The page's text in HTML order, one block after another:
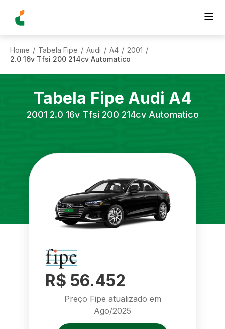
Home / Tabela Fipe / Audi / A4 / 2001 /
2.0 16v Tfsi 200 214cv Automatico
Tabela Fipe Audi A4
2001 2.0 16v Tfsi 200 214cv Automatico
R$ 56.452
Preço Fipe atualizado em
Ago/2025